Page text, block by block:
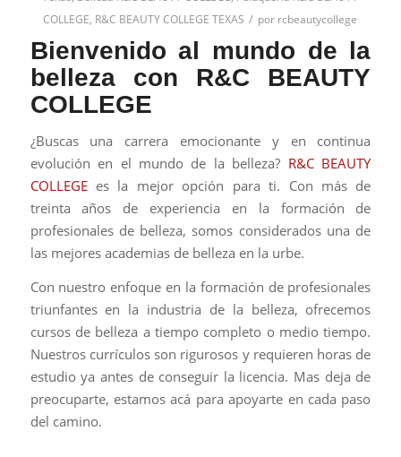
COLLEGE, R&C BEAUTY COLLEGE TEXAS / por rcbeautycollege
Bienvenido al mundo de la
belleza con R&C BEAUTY
COLLEGE
¿Buscas una carrera emocionante y en continua
evolución en el mundo de la belleza? R&C BEAUTY
COLLEGEes la mejor opción para ti. Con más de
treinta años de experiencia en la formación de
profesionales de belleza, somos considerados una de
las mejores academias de belleza en la urbe.
Con nuestro enfoque en la formación de profesionales
triunfantes en la industria de la belleza, ofrecemos
cursos de belleza a tiempo completo o medio tiempo.
Nuestros currículos son rigurosos y requieren horas de
estudio ya antes de conseguir la licencia. Mas deja de
preocuparte, estamos acá para apoyarte en cada paso
del camino.